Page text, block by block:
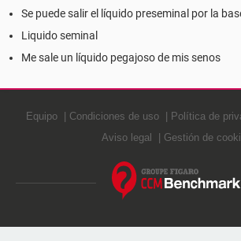
Se puede salir el líquido preseminal por la
Liquido seminal
Me sale un líquido pegajoso de mis senos
Equipo Condiciones de uso Política de
Aviso legal
Gestión de